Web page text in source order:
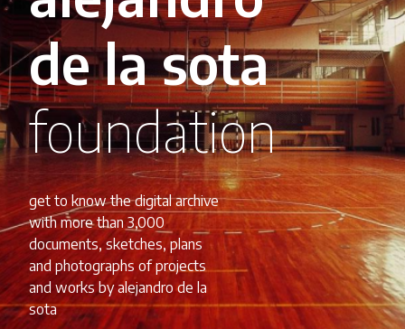
de la sota
foundation
get to know the digital archive
with more than 3,000
documents, sketches, plans
and photographs of projects
and works by alejandro de la
sota